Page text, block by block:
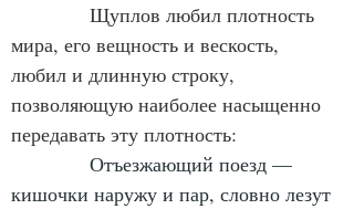
Щуплов любил плотность
мира, его вещность и вескость,
любил и длинную строку,
позволяющую наиболее насыщенно
передавать эту плотность:
Отъезжающий поезд —
кишочки наружу и пар, словно лезут